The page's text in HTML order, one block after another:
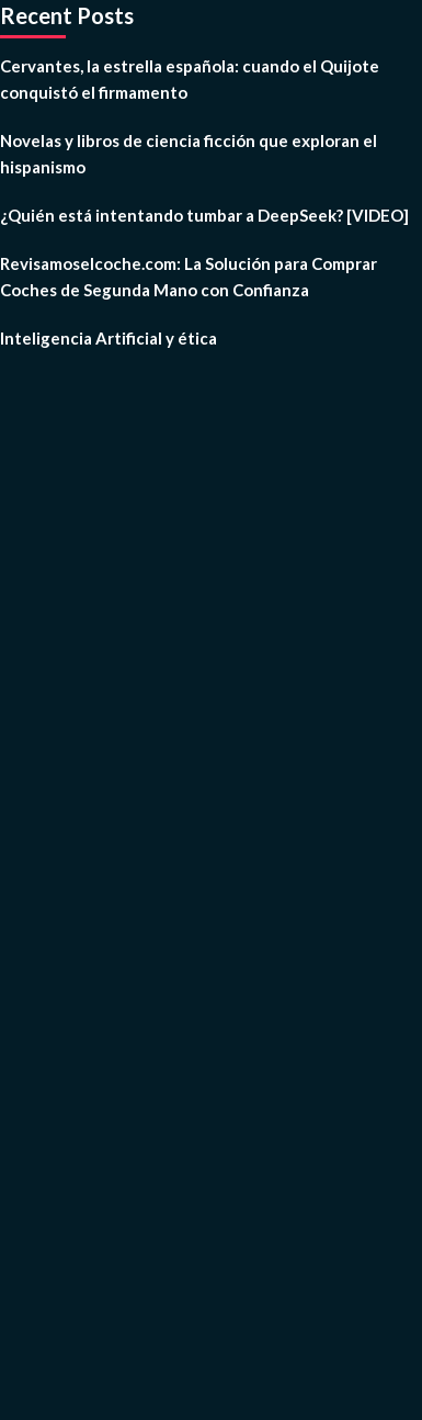
Recent Posts
Cervantes, la estrella española: cuando el Quijote
conquistó el firmamento
Novelas y libros de ciencia ficción que exploran el
hispanismo
¿Quién está intentando tumbar a DeepSeek? [VIDEO]
Revisamoselcoche.com: La Solución para Comprar
Coches de Segunda Mano con Confianza
Inteligencia Artificial y ética